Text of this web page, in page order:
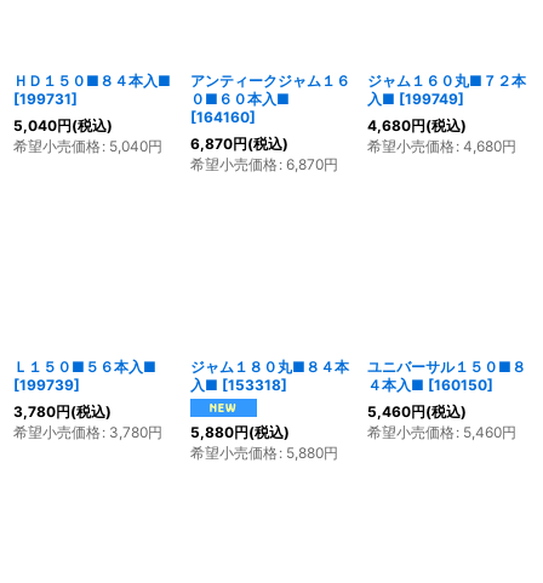
ＨＤ１５０■８４本入■
[199731]
5,040円(税込)
希望小売価格: 5,040円
アンティークジャム１６
０■６０本入■
[164160]
6,870円(税込)
希望小売価格: 6,870円
ジャム１６０丸■７２本
入■ [199749]
4,680円(税込)
希望小売価格: 4,680円
Ｌ１５０■５６本入■
[199739]
3,780円(税込)
希望小売価格: 3,780円
ジャム１８０丸■８４本
入■ [153318]
5,880円(税込)
希望小売価格: 5,880円
ユニバーサル１５０■８
４本入■ [160150]
5,460円(税込)
希望小売価格: 5,460円